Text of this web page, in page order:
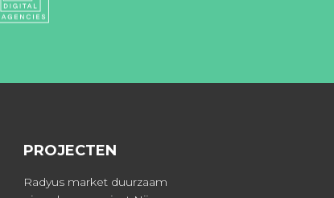
PROJECTEN
Radyus market duurzaam